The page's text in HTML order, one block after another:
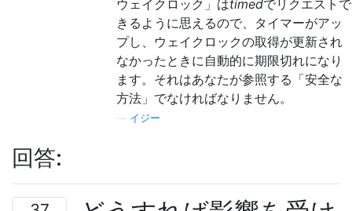
ウェイクロック」はtimedでリクエストで
きるように思えるので、タイマーがアッ
プし、ウェイクロックの取得が更新され
なかったときに自動的に期限切れになり
ます。それはあなたが参照する「安全な
方法」でなければなりません。
イジー
回答: